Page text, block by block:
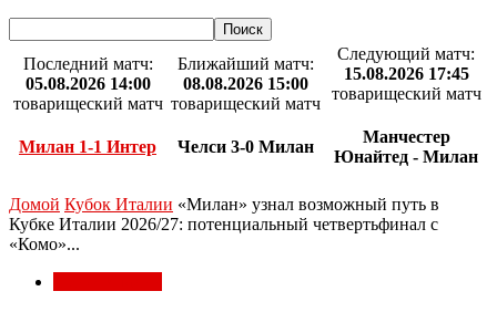
Последний матч:
05.08.2026 14:00
товарищеский матч
Милан 1-1 Интер
Ближайший матч:
08.08.2026 15:00
товарищеский матч
Челси 3-0 Милан
Следующий матч:
15.08.2026 17:45
товарищеский матч
Манчестер
Юнайтед - Милан
Домой Кубок Италии «Милан» узнал возможный путь в
Кубке Италии 2026/27: потенциальный четвертьфинал с
«Комо»...